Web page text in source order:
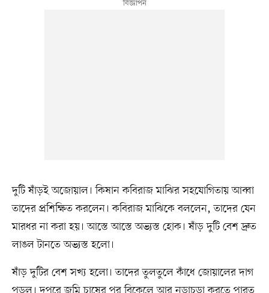
দুটি ষাঁড়ই অজোয়াল। কিষান কবিরাজ মাঝির সহযোগিতায় আব্বা
তাদের প্রশিক্ষিত করলেন। কবিরাজ মাঝিকে বললেন, তাদের যেন
মারধর না করা হয়। আস্তে আস্তে অভ্যস্ত হোক। ষাঁড় দুটি বেশ দ্রুত
লাঙল টানতে অভ্যস্ত হলো।
ষাঁড় দুটির বেশ সখ্য হলো। তাদের তুলতুলে কাঁধে জোয়ালের দাগ